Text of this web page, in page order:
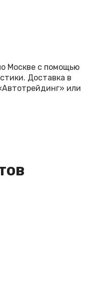
Москве с помощью
Доставка в
или